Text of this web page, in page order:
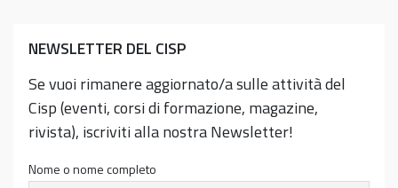
NEWSLETTER DEL CISP
Se vuoi rimanere aggiornato/a sulle attività del
Cisp (eventi, corsi di formazione, magazine,
rivista), iscriviti alla nostra Newsletter!
Nome o nome completo